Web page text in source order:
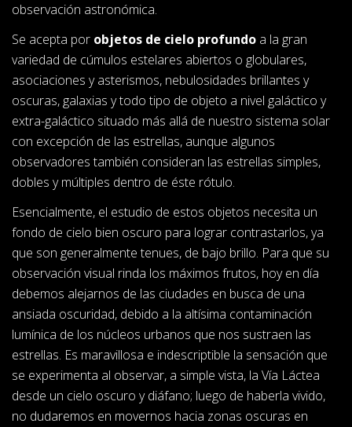
observación astronómica.
Se acepta por objetos de cielo profundo a la gran
variedad de cúmulos estelares abiertos o globulares,
asociaciones y asterismos, nebulosidades brillantes y
oscuras, galaxias y todo tipo de objeto a nivel galáctico y
extra-galáctico situado más allá de nuestro sistema solar
con excepción de las estrellas, aunque algunos
observadores también consideran las estrellas simples,
dobles y múltiples dentro de éste rótulo.
Esencialmente, el estudio de estos objetos necesita un
fondo de cielo bien oscuro para lograr contrastarlos, ya
que son generalmente tenues, de bajo brillo. Para que su
observación visual rinda los máximos frutos, hoy en día
debemos alejarnos de las ciudades en busca de una
ansiada oscuridad, debido a la altísima contaminación
lumínica de los núcleos urbanos que nos sustraen las
estrellas. Es maravillosa e indescriptible la sensación que
se experimenta al observar, a simple vista, la Vía Láctea
desde un cielo oscuro y diáfano; luego de haberla vivido,
no dudaremos en movernos hacia zonas oscuras en